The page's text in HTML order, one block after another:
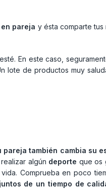
pareja y ésta comparte tus
En este caso,
lote de productos muy
también cambia su
realizar algún deporte que os
Comprueba en poco
de un tiempo de